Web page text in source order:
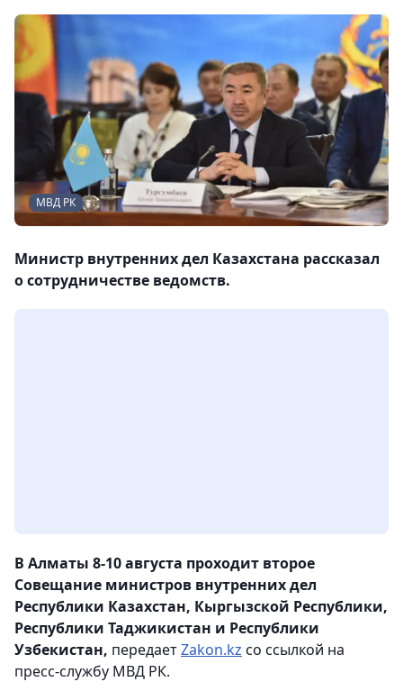
МВД РК
Министр внутренних дел Казахстана рассказал
о сотрудничестве ведомств.
В Алматы 8-10 августа проходит второе
Совещание министров внутренних дел
Республики Казахстан, Кыргызской Республики,
Республики Таджикистан и Республики
Узбекистан, передаетZakon.kz со ссылкой на
пресс-службу МВД РК.